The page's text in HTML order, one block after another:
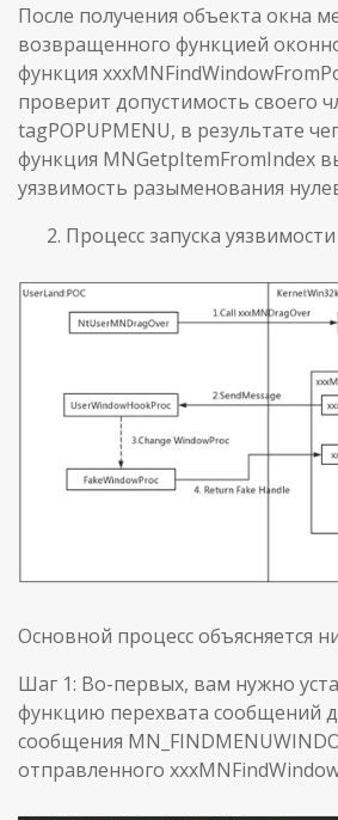
После получения объекта окна
возвращенного функцией
функция
проверит допустимость своего
tagPOPUPMENU, в результате
функция MNGetpItemFromIndex
уязвимость разыменования
Процесс запуска уязвимости
Основной процесс объясняется
Шаг 1: Во-первых, вам нужно
функцию перехвата сообщений
сообщения
отправленного